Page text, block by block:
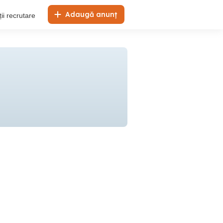
Adaugă anunț
recrutare